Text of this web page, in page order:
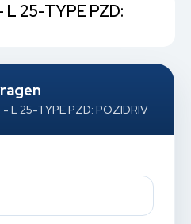
L 25-TYPE PZD:
- L 25-TYPE PZD: POZIDRIV